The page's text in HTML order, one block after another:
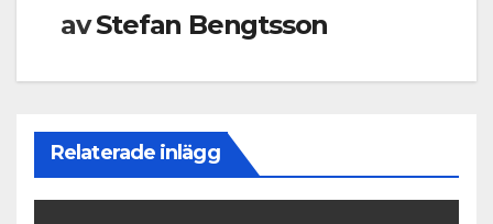
avStefan Bengtsson
Relaterade inlägg